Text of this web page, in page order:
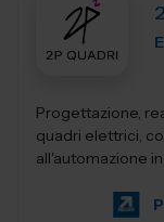
Progettazione,
quadri elettrici,
all'automazione